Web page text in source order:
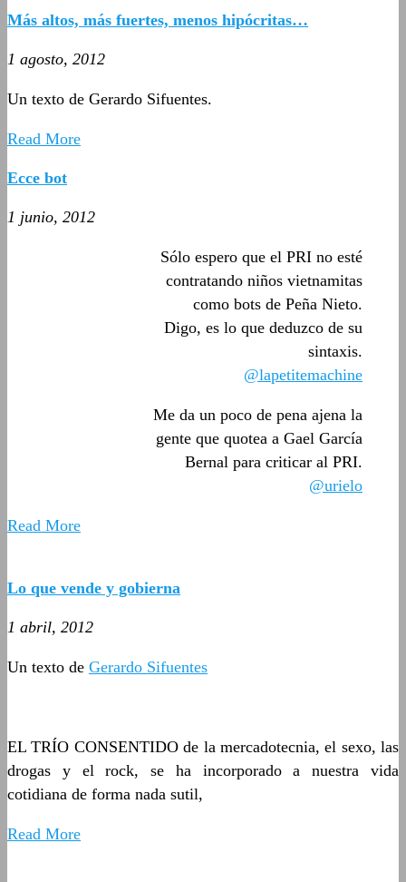
Más altos, más fuertes, menos hipócritas…
1 agosto, 2012
Un texto de Gerardo Sifuentes.
Read More
Ecce bot
1 junio, 2012
Sólo espero que el PRI no esté
contratando niños vietnamitas
como bots de Peña Nieto.
Digo, es lo que deduzco de su
sintaxis.
@lapetitemachine
Me da un poco de pena ajena la
gente que quotea a Gael García
Bernal para criticar al PRI.
@urielo
Read More
Lo que vende y gobierna
1 abril, 2012
Un texto de Gerardo Sifuentes
EL TRÍO CONSENTIDO de la mercadotecnia, el sexo, las
drogas y el rock, se ha incorporado a nuestra vida
cotidiana de forma nada sutil,
Read More